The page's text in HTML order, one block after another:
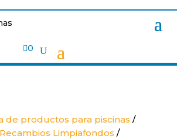
0
de productos para piscinas /
Recambios Limpiafondos /